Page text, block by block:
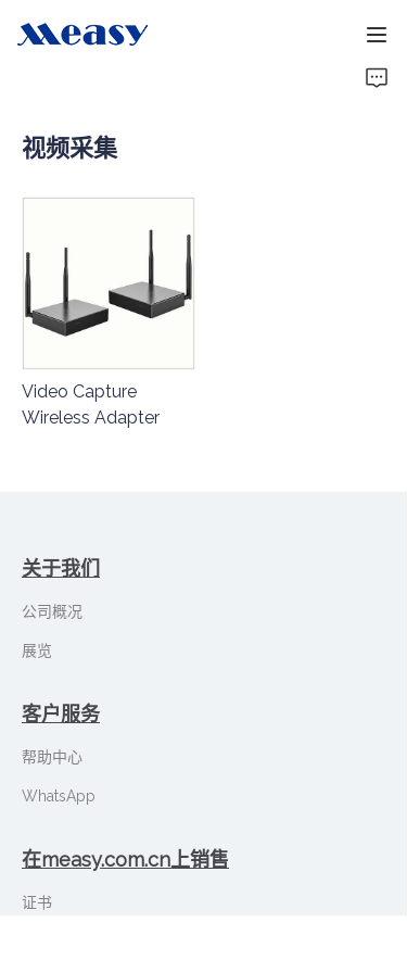
视频采集
Video Capture
Wireless Adapter
关于我们
公司概况
展览
客户服务
帮助中心
WhatsApp
在measy.com.cn上销售
证书
产品
新闻
支持